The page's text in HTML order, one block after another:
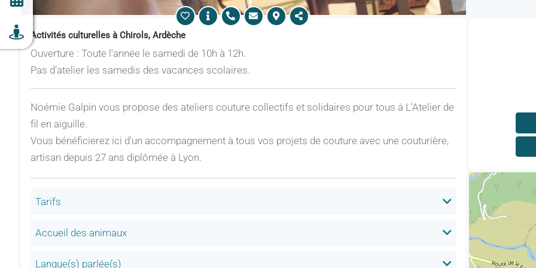
Activités culturelles à Chirols, Ardèche
Ouverture : Toute l'année le samedi de 10h à 12h.
Pas d'atelier les samedis des vacances scolaires.
Noémie Galpin vous propose des ateliers couture collectifs et solidaires pour tous à L'Atelier de
fil en aiguille.
Vous bénéficierez ici d'un accompagnement à tous vos projets de couture avec une couturière,
artisan depuis 27 ans diplômée à Lyon.
Tarifs
Accueil des animaux
Langue(s) parlée(s)